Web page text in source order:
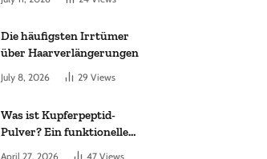
Die häufigsten Irrtümer
über Haarverlängerungen
July 8, 2026 29 Views
Was ist Kupferpeptid-
Pulver? Ein funktioneller
Komplex aus „kleinem
April 27, 2026 47 Views